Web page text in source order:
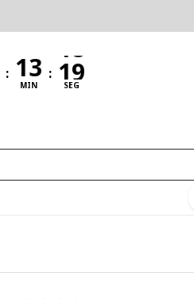
:
MIN
:
SEG